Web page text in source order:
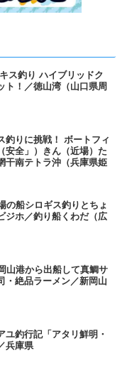
ス釣り ハイブリッドク
ト！／徳山湾（山口県周
釣りに挑戦！ ボートフィ
安全」）きん（近場）た
干南テトラ沖（兵庫県姫
の船シロギス釣りとちょ
ジホ／釣り船くわだ（広
山港から出船して真鯛サ
・絶品ラーメン／新岡山
ユ釣行記「アタリ鮮明・
兵庫県